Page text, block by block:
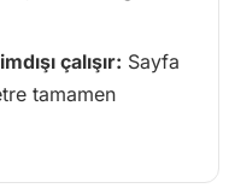
çalışır: Sayfa
tamamen